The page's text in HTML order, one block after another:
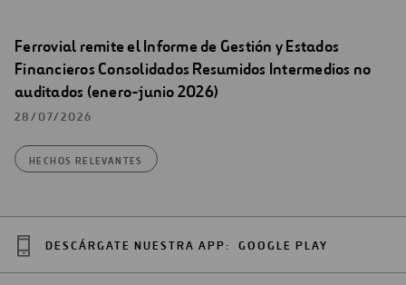
Ferrovial remite el Informe de Gestión y Estados
Financieros Consolidados Resumidos Intermedios no
auditados (enero-junio 2026)
28/07/2026
HECHOS RELEVANTES
DESCÁRGATE NUESTRA APP: GOOGLE PLAY